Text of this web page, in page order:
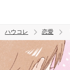
ハウコレ 恋愛